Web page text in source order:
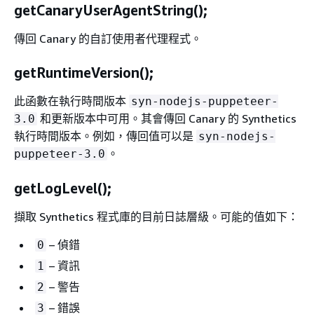
getCanaryUserAgentString();
傳回 Canary 的自訂使用者代理程式。
getRuntimeVersion();
此函數在執行時間版本 syn-nodejs-puppeteer-
3.0 和更新版本中可用。其會傳回 Canary 的 Synthetics
執行時間版本。例如，傳回值可以是 syn-nodejs-
puppeteer-3.0 。
getLogLevel();
擷取 Synthetics 程式庫的目前日誌層級。可能的值如下：
0 – 偵錯
1 – 資訊
2 – 警告
3 – 錯誤